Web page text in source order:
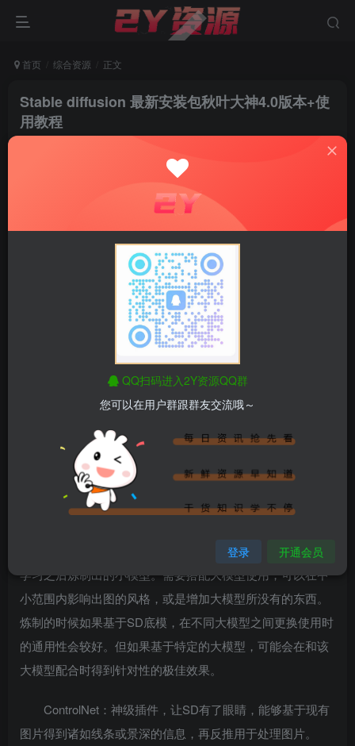
首页 综合资源 正文
Stable diffusion 最新安装包秋叶大神4.0版本+使
用教程
私信
Stable Diffusion是一款AI人工智能绘画软件，用户输入
语言指令即可自动生成各种风格的绘画图片。Stable
Diffusion功能强大、使用方便，支持各种尺寸的图片输出。
软件经过百度杀毒中心认证，无病毒，安装后无广告，绿
色，安全请放心下载。文件太大下载自行研究。
大模型：用素材+SD低模（如SD1.5/SD1.4/SD2.1），深度
学习之后炼制出的大模型，可以直接用来生图。大模型决定
CKPT/SAFETENSORS扩展名。
VAE：类似滤镜，是对大模型的补充，稳定画面的色彩
范围。多为CKPT/SAFETENSORS扩展名。
LoRA：模型插件，是在基于某个大模型的基础上，深度
学习之后炼制出的小模型。需要搭配大模型使用，可以在中
小范围内影响出图的风格，或是增加大模型所没有的东西。
炼制的时候如果基于SD底模，在不同大模型之间更换使用时
的通用性会较好。但如果基于特定的大模型，可能会在和该
大模型配合时得到针对性的极佳效果。
ControlNet：神级插件，让SD有了眼睛，能够基于现有
图片得到诸如线条或景深的信息，再反推用于处理图片。
QQ扫码进入2Y资源QQ群
您可以在用户群跟群友交流哦～
登录 开通会员